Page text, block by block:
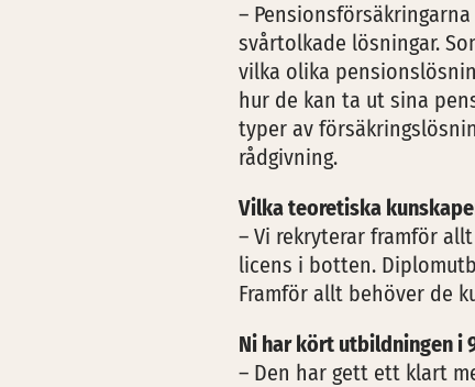
–
svårtolkade lösningar.
vilka olika
hur de kan ta ut sina
typer av
rådgivning.
Vilka teoretiska
– Vi rekryterar framför
licens i botten.
Framför allt behöver de
Ni har kört utbildningen i
– Den har gett ett klart